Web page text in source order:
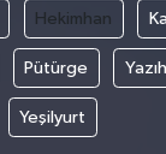
Hekimhan
Pütürge
Yeşilyurt